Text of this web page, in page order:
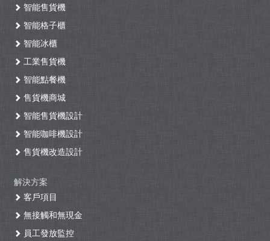
智能售貨機
智能格子櫃
智能冰櫃
工業售貨機
智能點餐機
售貨機商城
智能售貨機設計
智能咖啡機設計
售貨機改造設計
解決方案
客戶項目
無接觸和無現金
員工發放監控